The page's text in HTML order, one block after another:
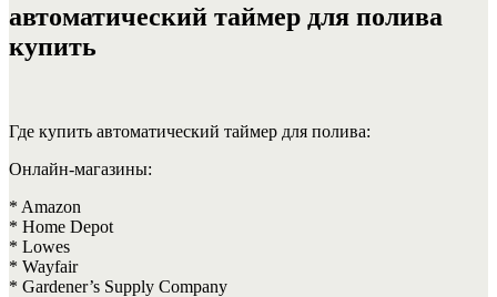
автоматический таймер для полива
купить
Где купить автоматический таймер для полива:
Онлайн-магазины:
* Amazon
* Home Depot
* Lowes
* Wayfair
* Gardener’s Supply Company